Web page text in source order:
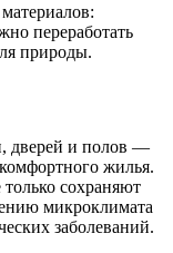
переработать
природы.
дверей и полов —
жилья.
сохраняют
микроклимата
заболеваний.